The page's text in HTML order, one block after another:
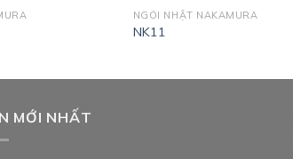
NGÓI NHẬT NAKAMURA
NK11
MỚI NHẤT